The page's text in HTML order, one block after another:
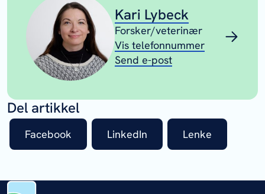
Kari Lybeck
Forsker/veterinær
Vis telefonnummer
Send e-post
Del artikkel
Facebook LinkedIn Lenke